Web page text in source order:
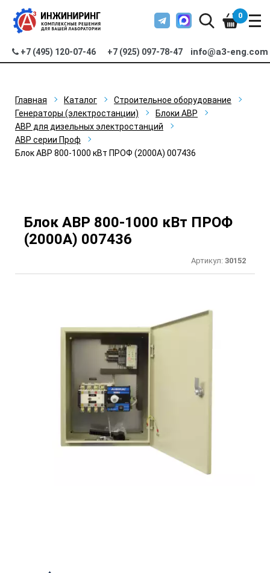
+7 (495) 120-07-46 +7 (925) 097-78-47 info@a3-eng.com
0
Главная Каталог
Строительное оборудование
Генераторы (электростанции)
Блоки АВР
АВР для дизельных электростанций
АВР серии Проф
Блок АВР 800-1000 кВт ПРОФ (2000А) 007436
Блок АВР 800-1000 кВт ПРОФ
(2000А) 007436
Артикул: 30152